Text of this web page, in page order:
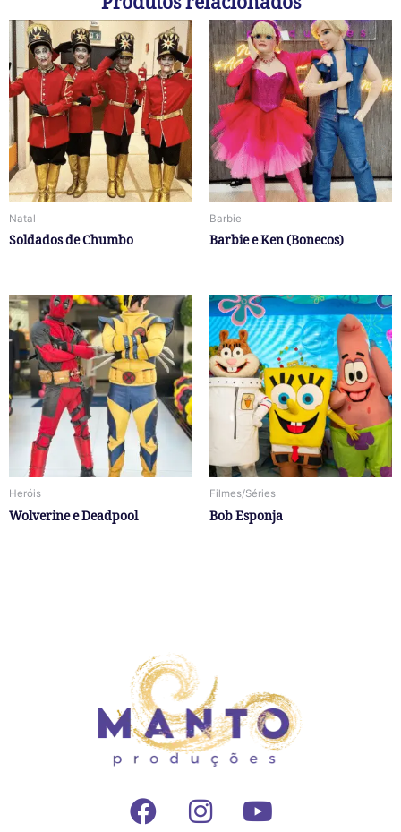
Natal
Soldados de Chumbo
Barbie
Barbie e Ken (Bonecos)
Heróis
Wolverine e Deadpool
Filmes/Séries
Bob Esponja
F
a
I
n
Y
o